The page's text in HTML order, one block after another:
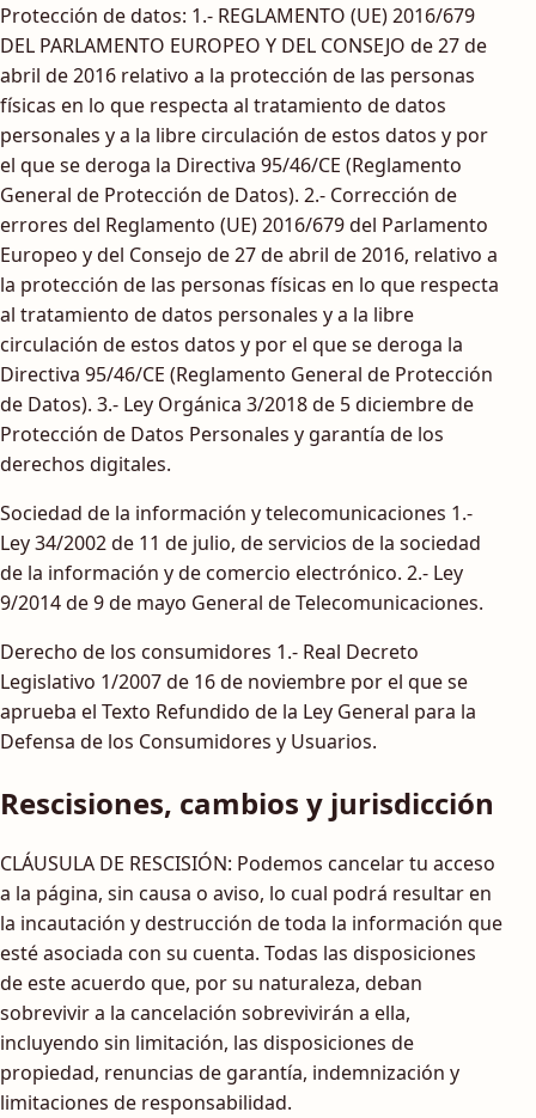
Protección de datos: 1.- REGLAMENTO (UE) 2016/679
DEL PARLAMENTO EUROPEO Y DEL CONSEJO de 27 de
abril de 2016 relativo a la protección de las personas
físicas en lo que respecta al tratamiento de datos
personales y a la libre circulación de estos datos y por
el que se deroga la Directiva 95/46/CE (Reglamento
General de Protección de Datos). 2.- Corrección de
errores del Reglamento (UE) 2016/679 del Parlamento
Europeo y del Consejo de 27 de abril de 2016, relativo a
la protección de las personas físicas en lo que respecta
al tratamiento de datos personales y a la libre
circulación de estos datos y por el que se deroga la
Directiva 95/46/CE (Reglamento General de Protección
de Datos). 3.- Ley Orgánica 3/2018 de 5 diciembre de
Protección de Datos Personales y garantía de los
derechos digitales.
Sociedad de la información y telecomunicaciones 1.-
Ley 34/2002 de 11 de julio, de servicios de la sociedad
de la información y de comercio electrónico. 2.- Ley
9/2014 de 9 de mayo General de Telecomunicaciones.
Derecho de los consumidores 1.- Real Decreto
Legislativo 1/2007 de 16 de noviembre por el que se
aprueba el Texto Refundido de la Ley General para la
Defensa de los Consumidores y Usuarios.
Rescisiones, cambios y jurisdicción
CLÁUSULA DE RESCISIÓN: Podemos cancelar tu acceso
a la página, sin causa o aviso, lo cual podrá resultar en
la incautación y destrucción de toda la información que
esté asociada con su cuenta. Todas las disposiciones
de este acuerdo que, por su naturaleza, deban
sobrevivir a la cancelación sobrevivirán a ella,
incluyendo sin limitación, las disposiciones de
propiedad, renuncias de garantía, indemnización y
limitaciones de responsabilidad.